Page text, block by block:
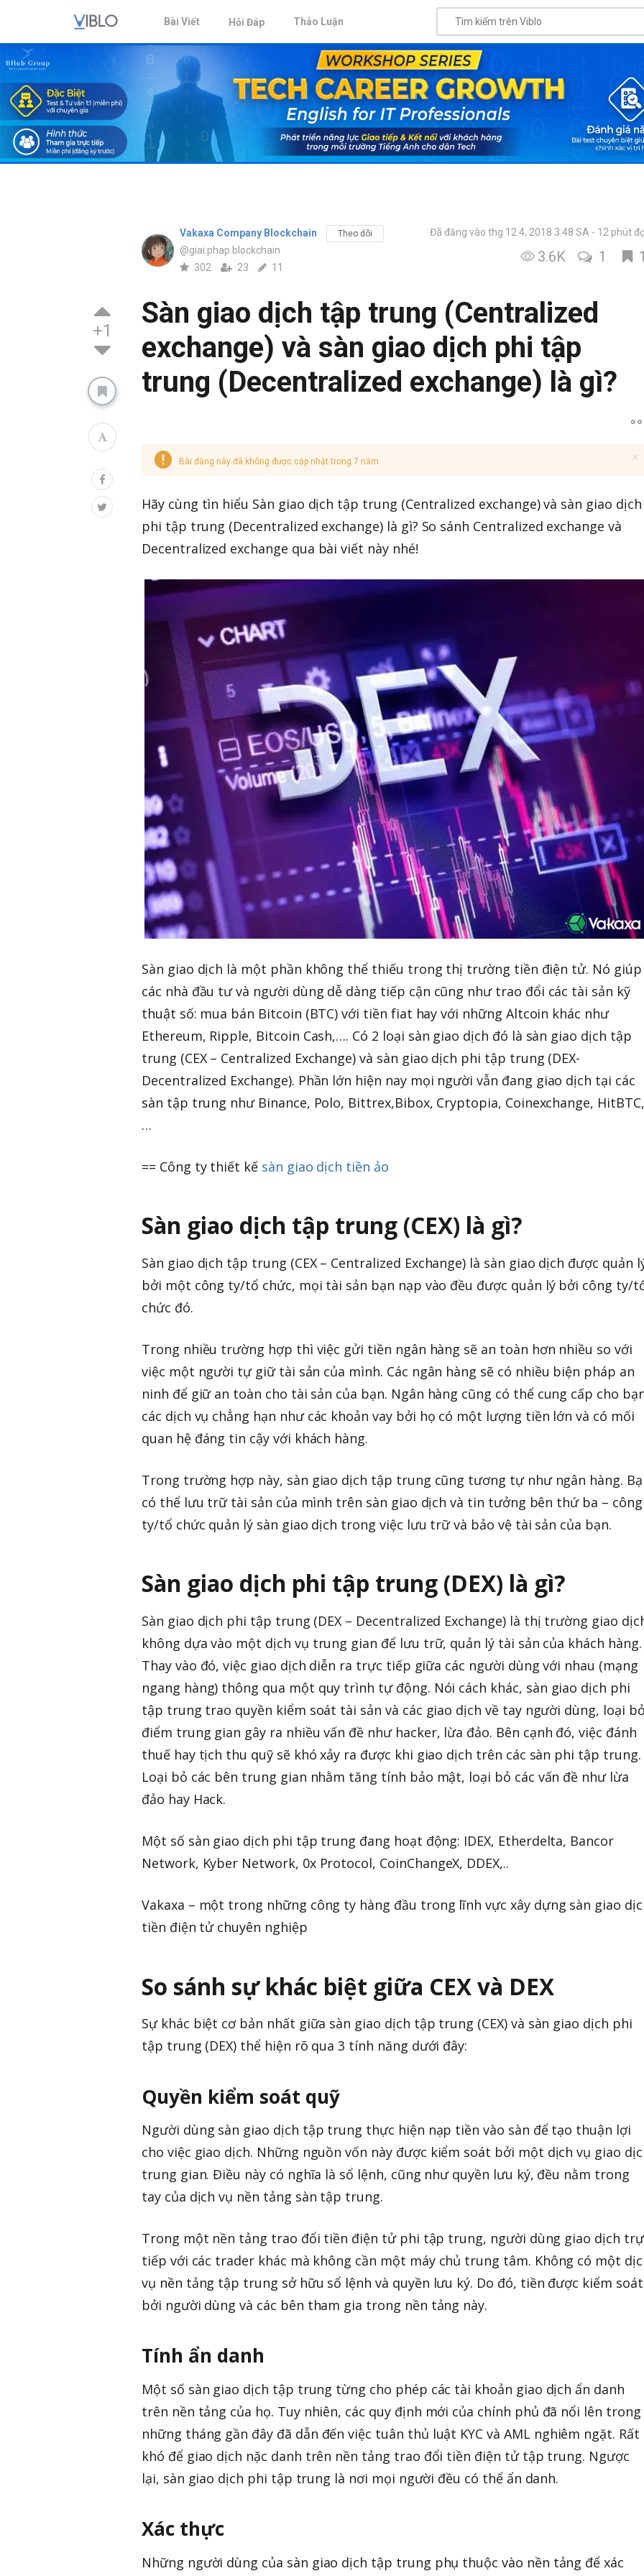
Bài Viết Hỏi Đáp Thảo Luận
+1
Vakaxa Company Blockchain
@giai.phap.blockchain
Theo dõi
302 23 11
Đã đăng vào thg 12 4, 2018 3:48 SA 12 phút
3.6K 1
Sàn giao dịch tập trung (Centralized
exchange) và sàn giao dịch phi tập
trung (Decentralized exchange) là gì?
Bài đăng này đã không được cập nhật trong 7 năm
Hãy cùng tìn hiểu Sàn giao dịch tập trung (Centralized exchange) và sàn giao dịch
phi tập trung (Decentralized exchange) là gì? So sánh Centralized exchange và
Decentralized exchange qua bài viết này nhé!
Sàn giao dịch là một phần không thể thiếu trong thị trường tiền điện tử. Nó giúp
các nhà đầu tư và người dùng dễ dàng tiếp cận cũng như trao đổi các tài sản kỹ
thuật số: mua bán Bitcoin (BTC) với tiền fiat hay với những Altcoin khác như
Ethereum, Ripple, Bitcoin Cash,…. Có 2 loại sàn giao dịch đó là sàn giao dịch tập
trung (CEX – Centralized Exchange) và sàn giao dịch phi tập trung (DEX-
Decentralized Exchange). Phần lớn hiện nay mọi người vẫn đang giao dịch tại các
sàn tập trung như Binance, Polo, Bittrex,Bibox, Cryptopia, Coinexchange, HitBTC,
…
== Công ty thiết kế sàn giao dịch tiền ảo
Sàn giao dịch tập trung (CEX) là gì?
Sàn giao dịch tập trung (CEX – Centralized Exchange) là sàn giao dịch được quản
bởi một công ty/tổ chức, mọi tài sản bạn nạp vào đều được quản lý bởi công ty/
chức đó.
Trong nhiều trường hợp thì việc gửi tiền ngân hàng sẽ an toàn hơn nhiều so với
việc một người tự giữ tài sản của mình. Các ngân hàng sẽ có nhiều biện pháp an
ninh để giữ an toàn cho tài sản của bạn. Ngân hàng cũng có thể cung cấp cho
các dịch vụ chẳng hạn như các khoản vay bởi họ có một lượng tiền lớn và có mối
quan hệ đáng tin cậy với khách hàng.
Trong trường hợp này, sàn giao dịch tập trung cũng tương tự như ngân hàng.
có thể lưu trữ tài sản của mình trên sàn giao dịch và tin tưởng bên thứ ba – công
ty/tổ chức quản lý sàn giao dịch trong việc lưu trữ và bảo vệ tài sản của bạn.
Sàn giao dịch phi tập trung (DEX) là gì?
Sàn giao dịch phi tập trung (DEX – Decentralized Exchange) là thị trường giao
không dựa vào một dịch vụ trung gian để lưu trữ, quản lý tài sản của khách hàng.
Thay vào đó, việc giao dịch diễn ra trực tiếp giữa các người dùng với nhau (mạng
ngang hàng) thông qua một quy trình tự động. Nói cách khác, sàn giao dịch phi
tập trung trao quyền kiểm soát tài sản và các giao dịch về tay người dùng, loại
điểm trung gian gây ra nhiều vấn đề như hacker, lừa đảo. Bên cạnh đó, việc đánh
thuế hay tịch thu quỹ sẽ khó xảy ra được khi giao dịch trên các sàn phi tập trung.
Loại bỏ các bên trung gian nhằm tăng tính bảo mật, loại bỏ các vấn đề như lừa
đảo hay Hack.
Một số sàn giao dịch phi tập trung đang hoạt động: IDEX, Etherdelta, Bancor
Network, Kyber Network, 0x Protocol, CoinChangeX, DDEX,..
Vakaxa – một trong những công ty hàng đầu trong lĩnh vực xây dựng sàn giao
tiền điện tử chuyên nghiệp
So sánh sự khác biệt giữa CEX và DEX
Sự khác biệt cơ bản nhất giữa sàn giao dịch tập trung (CEX) và sàn giao dịch phi
tập trung (DEX) thể hiện rõ qua 3 tính năng dưới đây:
Quyền kiểm soát quỹ
Người dùng sàn giao dịch tập trung thực hiện nạp tiền vào sàn để tạo thuận lợi
cho việc giao dịch. Những nguồn vốn này được kiểm soát bởi một dịch vụ giao
trung gian. Điều này có nghĩa là sổ lệnh, cũng như quyền lưu ký, đều nằm trong
tay của dịch vụ nền tảng sàn tập trung.
Trong một nền tảng trao đổi tiền điện tử phi tập trung, người dùng giao dịch
tiếp với các trader khác mà không cần một máy chủ trung tâm. Không có một
vụ nền tảng tập trung sở hữu sổ lệnh và quyền lưu ký. Do đó, tiền được kiểm soát
bởi người dùng và các bên tham gia trong nền tảng này.
Tính ẩn danh
Một số sàn giao dịch tập trung từng cho phép các tài khoản giao dịch ẩn danh
trên nền tảng của họ. Tuy nhiên, các quy định mới của chính phủ đã nổi lên trong
những tháng gần đây đã dẫn đến việc tuân thủ luật KYC và AML nghiêm ngặt. Rất
khó để giao dịch nặc danh trên nền tảng trao đổi tiền điện tử tập trung. Ngược
lại, sàn giao dịch phi tập trung là nơi mọi người đều có thể ẩn danh.
Xác thực
Những người dùng của sàn giao dịch tập trung phụ thuộc vào nền tảng để xác